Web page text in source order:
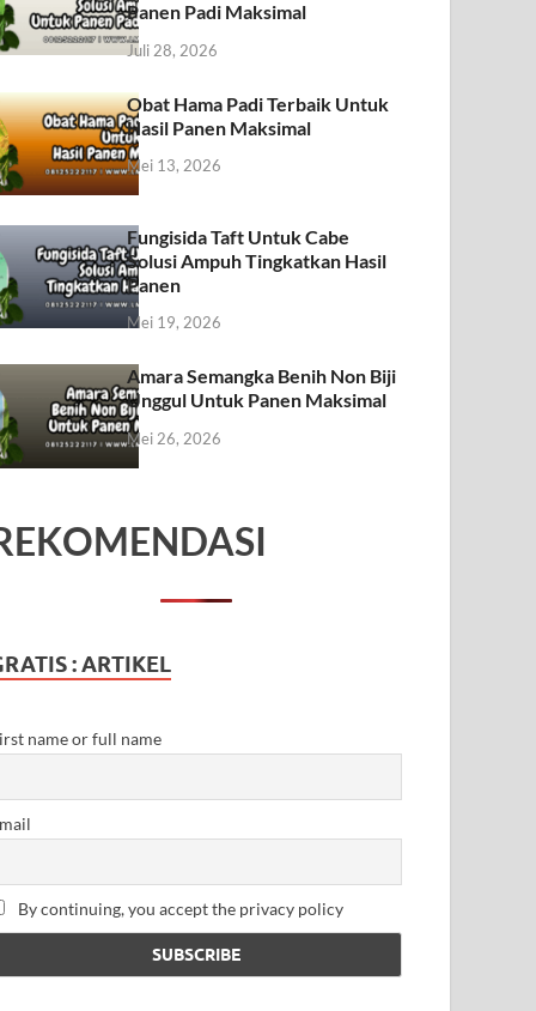
Panen Padi Maksimal
Juli 28, 2026
Obat Hama Padi Terbaik Untuk
Hasil Panen Maksimal
Mei 13, 2026
Fungisida Taft Untuk Cabe
Solusi Ampuh Tingkatkan Hasil
Panen
Mei 19, 2026
Amara Semangka Benih Non Biji
Unggul Untuk Panen Maksimal
Mei 26, 2026
: ARTIKEL
name or full name
By continuing, you accept the privacy policy